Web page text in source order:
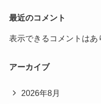
最近のコメント
表示できるコメントはあ
アーカイブ
2026年8月